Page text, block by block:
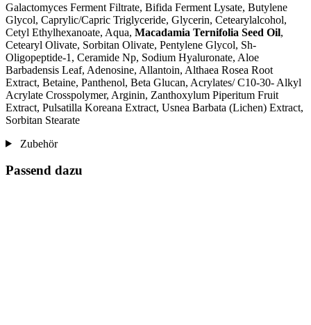
Galactomyces Ferment Filtrate, Bifida Ferment Lysate, Butylene
Glycol, Caprylic/Capric Triglyceride, Glycerin, Cetearylalcohol,
Cetyl Ethylhexanoate, Aqua, Macadamia Ternifolia Seed Oil,
Cetearyl Olivate, Sorbitan Olivate, Pentylene Glycol, Sh-
Oligopeptide-1, Ceramide Np, Sodium Hyaluronate, Aloe
Barbadensis Leaf, Adenosine, Allantoin, Althaea Rosea Root
Extract, Betaine, Panthenol, Beta Glucan, Acrylates/ C10-30- Alkyl
Acrylate Crosspolymer, Arginin, Zanthoxylum Piperitum Fruit
Extract, Pulsatilla Koreana Extract, Usnea Barbata (Lichen) Extract,
Sorbitan Stearate
Zubehör
Passend dazu